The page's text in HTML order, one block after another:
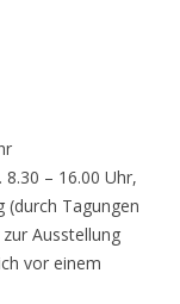
– 16.00 Uhr,
(durch Tagungen
Ausstellung
vor einem